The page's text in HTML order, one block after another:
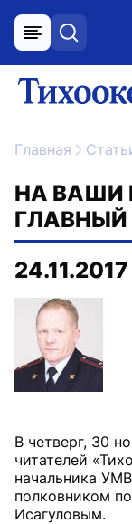
меню поиск
Главная
НА ВАШИ
ГЛАВНЫЙ
24.11.2017
В четверг, 30
читателей
начальника
полковником
Исагуловым.